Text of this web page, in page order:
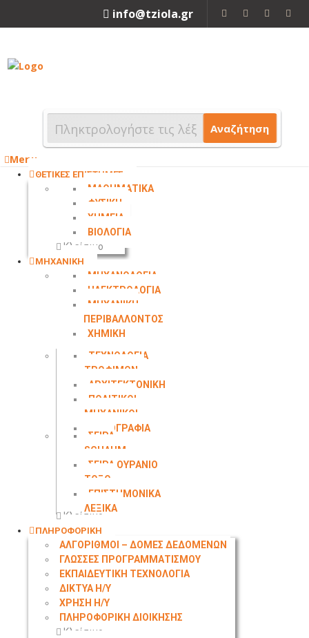
info@tziola.gr
Αναζήτηση
Menu
ΘΕΤΙΚΕΣ ΕΠΙΣΤΗΜΕΣ
ΜΑΘΗΜΑΤΙΚΑ
ΦΥΣΙΚΗ
ΧΗΜΕΙΑ
ΒΙΟΛΟΓΙΑ
Κλείσιμο
ΜΗΧΑΝΙΚΗ
ΜΗΧΑΝΟΛΟΓΙΑ
ΗΛΕΚΤΡΟΛΟΓΙΑ
ΜΗΧΑΝΙΚΗ
ΠΕΡΙΒΑΛΛΟΝΤΟΣ
ΧΗΜΙΚΗ
ΤΕΧΝΟΛΟΓΙΑ
ΤΡΟΦΙΜΩΝ
ΑΡΧΙΤΕΚΤΟΝΙΚΗ
ΠΟΛΙΤΙΚΟΙ
ΜΗΧΑΝΙΚΟΙ
ΤΟΠΟΓΡΑΦΙΑ
ΣΕΙΡΑ
SCHAUM
ΣΕΙΡΑ ΟΥΡΑΝΙΟ
ΤΟΞΟ
ΕΠΙΣΤΗΜΟΝΙΚΑ
ΛΕΞΙΚΑ
Κλείσιμο
ΠΛΗΡΟΦΟΡΙΚΗ
ΑΛΓΟΡΙΘΜΟΙ – ΔΟΜΕΣ ΔΕΔΟΜΕΝΩΝ
ΓΛΩΣΣΕΣ ΠΡΟΓΡΑΜΜΑΤΙΣΜΟΥ
ΕΚΠΑΙΔΕΥΤΙΚΗ ΤΕΧΝΟΛΟΓΙΑ
ΔΙΚΤΥΑ Η/Υ
ΧΡΗΣΗ Η/Υ
ΠΛΗΡΟΦΟΡΙΚΗ ΔΙΟΙΚΗΣΗΣ
Κλείσιμο